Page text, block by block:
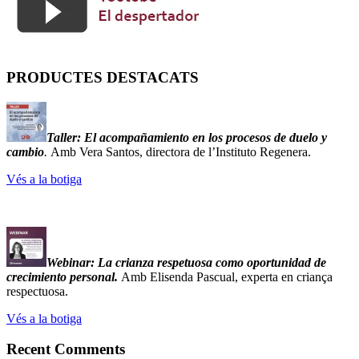
PRODUCTES DESTACATS
Taller: El acompañamiento en los procesos de duelo y
cambio. Amb Vera Santos, directora de l’Instituto Regenera.
Vés a la botiga
Webinar: La crianza respetuosa como oportunidad de
crecimiento personal. Amb Elisenda Pascual, experta en criança
respectuosa.
Vés a la botiga
Recent Comments